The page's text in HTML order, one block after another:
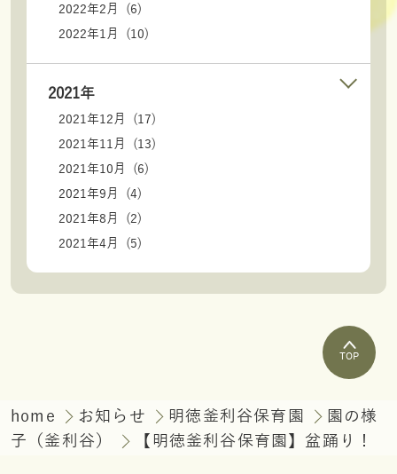
2022年2月 (6)
2022年1月 (10)
2021年
2021年12月 (17)
2021年11月 (13)
2021年10月 (6)
2021年9月 (4)
2021年8月 (2)
2021年4月 (5)
TOP
home お知らせ 明徳釜利谷保育園
園の様
子（釜利谷）
【明徳釜利谷保育園】盆踊り！